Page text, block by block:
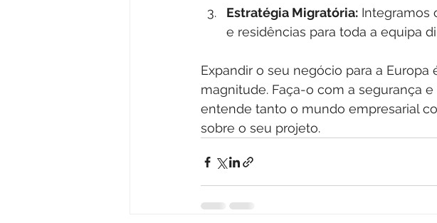
Estratégia Migratória: Integramos
e residências para toda a equipa
Expandir o seu negócio para a
magnitude. Faça-o com a segurança
entende tanto o mundo empresarial
sobre o seu projeto.